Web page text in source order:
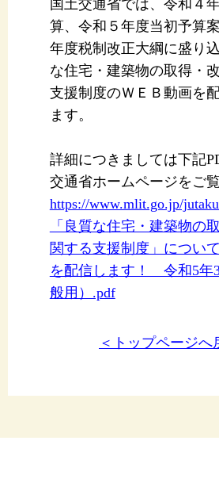
国土交通省では、令和４
算、令和５年度当初予算
年度税制改正大綱に盛り
な住宅・建築物の取得・
支援制度のＷＥＢ動画を
ます。
詳細につきましては下記
交通省ホームページをご覧
https://www.mlit.go.jp/
「良質な住宅・建築物の
関する支援制度」につい
を配信します！ 令和5年
般用）.pdf
＜トップページへ